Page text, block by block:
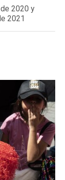
2020 y
2021